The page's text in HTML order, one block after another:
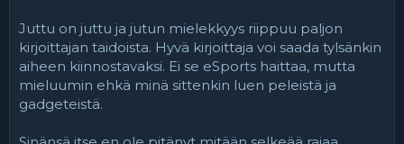
Juttu on juttu ja jutun mielekkyys riippuu paljon
kirjoittajan taidoista. Hyvä kirjoittaja voi saada tylsänkin
aiheen kiinnostavaksi. Ei se eSports haittaa, mutta
mieluumin ehkä minä sittenkin luen peleistä ja
gadgeteistä.